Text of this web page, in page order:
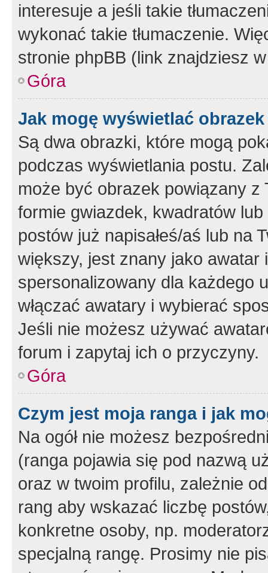
interesuje a jeśli takie
wykonać takie tłumaczenie.
stronie phpBB (link znajdziesz
Góra
Jak mogę wyświetlać
Są dwa obrazki, które mogą
podczas wyświetlania postu.
może być obrazek powiązany z
formie gwiazdek, kwadratów
postów już napisałeś/aś lub na
większy, jest znany jako
spersonalizowany dla każdego
włączać awatary i wybierać
Jeśli nie możesz używać
forum i zapytaj ich o przyczyny.
Góra
Czym jest moja ranga i jak
Na ogół nie możesz
(ranga pojawia się pod nazwą
oraz w twoim profilu, zależnie
rang aby wskazać liczbę
konkretne osoby, np.
specjalną rangę. Prosimy nie